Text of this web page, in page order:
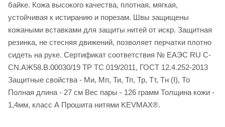
байке. Кожа высокого качества, плотная, мягкая,
устойчивая к истиранию и порезам. Швы защищены
кожаными вставками для защиты нитей от искр. Защитная
резинка, не стесняя движений, позволяет перчатки плотно
сидеть на руке. Сертификат соответствия № EAЭС RU C-
CN.АЖ58.В.00030/19 ТР ТС 019/2011, ГОСТ 12.4.252-2013
Защитные свойства - Ми, Мп, Ти, Тп, Тр, Тт, Тн (I), То
Полная длина - 27 см Вес пары - 126 грамм Толщина кожи -
1,4мм, класс А Прошита нитями KEVMAX®.